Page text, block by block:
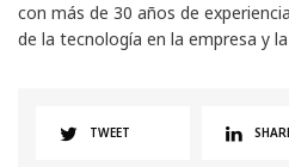
con más de 30 años de
de la tecnología en la empresa y
TWEET